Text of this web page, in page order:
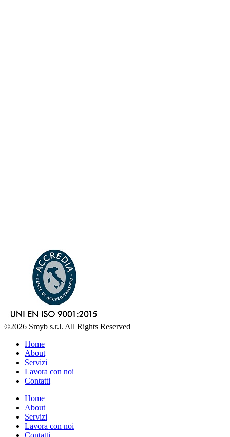
©2026 Smyb s.r.l. All Rights Reserved
Home
About
Servizi
Lavora con noi
Contatti
Home
About
Servizi
Lavora con noi